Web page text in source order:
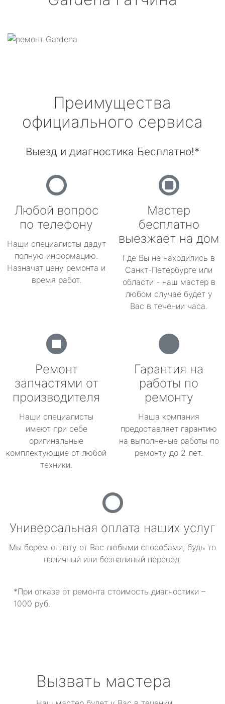
Преимущества
официального сервиса
Выезд и диагностика Бесплатно!*
Любой вопрос
по телефону
Наши специалисты дадут
полную информацию.
Назначат цену ремонта и
время работ.
Мастер
бесплатно
выезжает на дом
Где Вы не находились в
Санкт-Петербурге или
области - наш мастер в
любом случае будет у
Вас в течении часа.
Ремонт
запчастями от
производителя
Наши специалисты
имеют при себе
оригинальные
комплектующие от любой
техники.
Гарантия на
работы по
ремонту
Наша компания
предоставляет гарантию
на выполненые работы по
ремонту до 2 лет.
Универсальная оплата наших услуг
Мы берем оплату от Вас любыми способами, будь то
наличный или безналиный перевод.
*При отказе от ремонта стоимость диагностики –
1000 руб.
Вызвать мастера